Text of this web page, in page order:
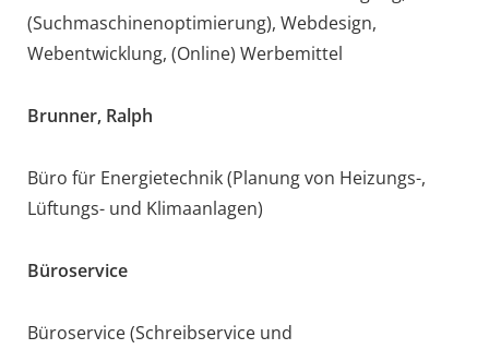
(Suchmaschinenoptimierung), Webdesign,
Webentwicklung, (Online) Werbemittel
Brunner, Ralph
Büro für Energietechnik (Planung von Heizungs-,
Lüftungs- und Klimaanlagen)
Büroservice
Büroservice (Schreibservice und